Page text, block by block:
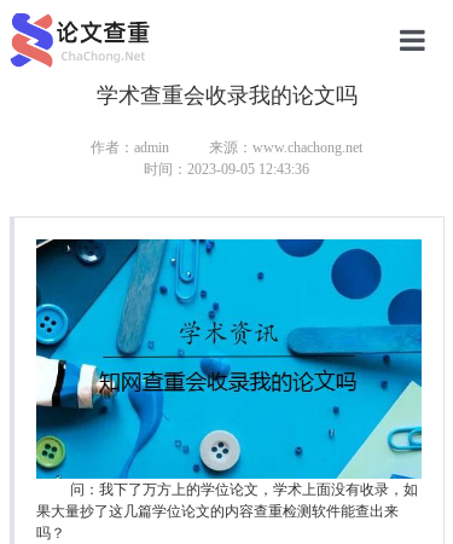
本科论文
研究生论
硕士论文
博士论文
学术查重会收录我的论文吗
作者：admin
来源：www.chachong.net
时间：2023-09-05 12:43:36
问：我下了万方上的学位论文，学术上面没有收录，如
果大量抄了这几篇学位论文的内容查重检测软件能查出来
吗？